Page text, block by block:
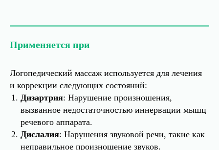
Применяется при
Логопедический массаж используется для лечения
и коррекции следующих состояний:
Дизартрия: Нарушение произношения,
вызванное недостаточностью иннервации мышц
речевого аппарата.
Дислалия: Нарушения звуковой речи, такие как
неправильное произношение звуков.